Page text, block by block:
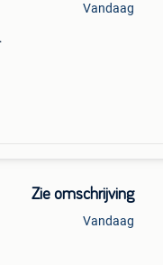
Vandaag
Zie omschrijving
Vandaag